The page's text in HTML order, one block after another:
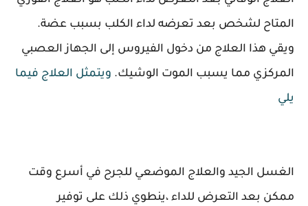
المتاح لشخص بعد تعرضه لداء الكلب بسبب عضة.
ويقي هذا العلاج من دخول الفيروس إلى الجهاز العصبي
المركزي مما يسبب الموت الوشيك. ويتمثل العلاج فيما
يلي
الغسل الجيد والعلاج الموضعي للجرح في أسرع وقت
ممكن بعد التعرض للداء ،ينطوي ذلك على توفير